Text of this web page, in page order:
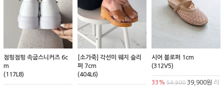
점핑점핑 속굽스니커즈 6c
m
(117L8)
[소가죽] 각선미 웨지 슬리
퍼 7cm
(404L6)
시어 블로퍼 1cm
(312V5)
33% 59,90039,900원 리